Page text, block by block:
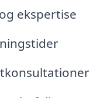
ekspertise